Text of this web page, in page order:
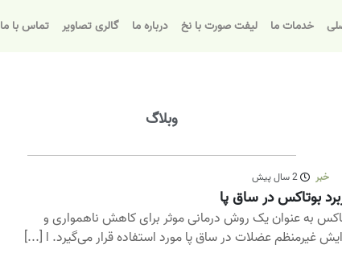
خدمات ما لیفت صورت با نخ درباره ما گالری تصاویر تماس با ما
وبلاگ
خبر 2 سال پیش
بوتاکس در ساق پا
به عنوان یک روش درمانی موثر برای کاهش ناهمواری و
غیرمنظم عضلات در ساق پا مورد استفاده قرار می‌گیرد. ا [...]